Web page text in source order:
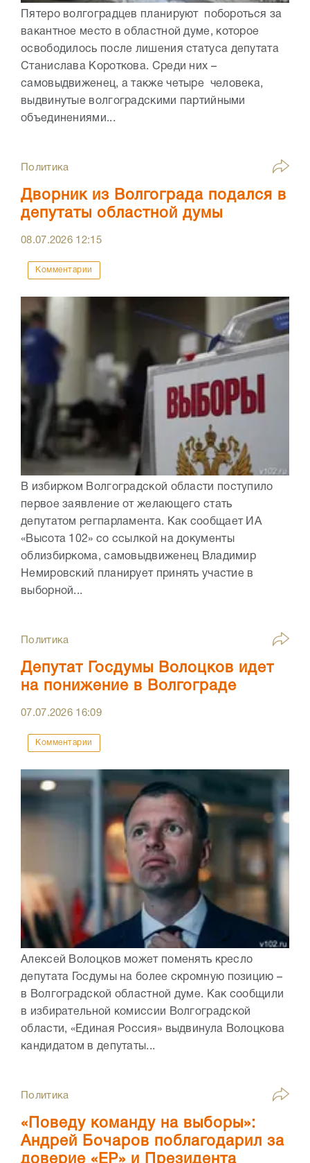
Пятеро волгоградцев планируют побороться за
вакантное место в областной думе, которое
освободилось после лишения статуса депутата
Станислава Короткова. Среди них –
самовыдвиженец, а также четыре человека,
выдвинутые волгоградскими партийными
объединениями...
Политика
Дворник из Волгограда подался в
депутаты областной думы
08.07.2026 12:15
Комментарии
В избирком Волгоградской области поступило
первое заявление от желающего стать
депутатом регпарламента. Как сообщает ИА
«Высота 102» со ссылкой на документы
облизбиркома, самовыдвиженец Владимир
Немировский планирует принять участие в
выборной...
Политика
Депутат Госдумы Волоцков идет
на понижение в Волгограде
07.07.2026 16:09
Комментарии
Алексей Волоцков может поменять кресло
депутата Госдумы на более скромную позицию –
в Волгоградской областной думе. Как сообщили
в избирательной комиссии Волгоградской
области, «Единая Россия» выдвинула Волоцкова
кандидатом в депутаты...
Политика
«Поведу команду на выборы»:
Андрей Бочаров поблагодарил за
доверие «ЕР» и Президента